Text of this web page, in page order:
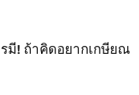
มี! ถ้าคิดอยากเกษียณ